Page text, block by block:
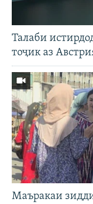
Талаби
тоҷик аз
Маъракаи